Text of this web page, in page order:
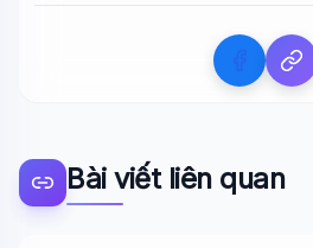
Bài viết liên quan